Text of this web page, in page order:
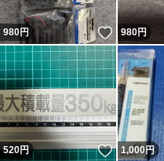
980円 いいね！
980円
520円 いいね！
1,000円